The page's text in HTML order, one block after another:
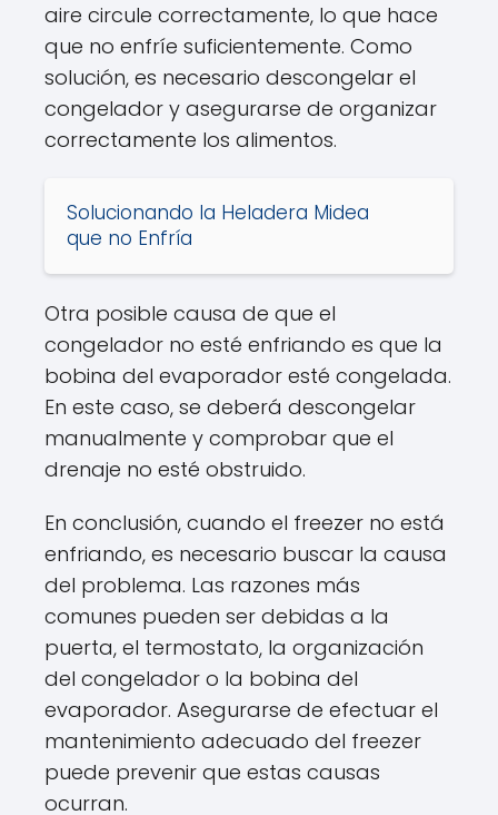
aire circule correctamente, lo que hace
que no enfríe suficientemente. Como
solución, es necesario descongelar el
congelador y asegurarse de organizar
correctamente los alimentos.
Solucionando la Heladera Midea
que no Enfría
Otra posible causa de que el
congelador no esté enfriando es que la
bobina del evaporador esté congelada.
En este caso, se deberá descongelar
manualmente y comprobar que el
drenaje no esté obstruido.
En conclusión, cuando el freezer no está
enfriando, es necesario buscar la causa
del problema. Las razones más
comunes pueden ser debidas a la
puerta, el termostato, la organización
del congelador o la bobina del
evaporador. Asegurarse de efectuar el
mantenimiento adecuado del freezer
puede prevenir que estas causas
ocurran.